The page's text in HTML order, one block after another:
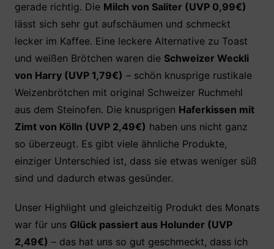
gerade richtig. Die Milch von Saliter (UVP 0,99€)
lässt sich sehr gut aufschäumen und schmeckt
lecker im Kaffee. Eine leckere Alternative zu Toast
und weißen Brötchen waren die Schweizer Weckli
von Harry (UVP 1,79€) – schön knusprige rustikale
Weizenbrötchen mit original Schweizer Ruchmehl
aus dem Steinofen. Die knusprigen Haferkissen mit
Zimt von Kölln (UVP 2,49€) haben uns nicht ganz
so überzeugt. Es gibt viele ähnliche Produkte,
einziger Unterschied ist, dass sie etwas weniger süß
sind und dadurch etwas gesünder.
Unser Highlight und gleichzeitig Produkt des Monats
war für uns Glück passiert aus Holunder (UVP
2,49€) – das hat uns so gut geschmeckt, dass ich